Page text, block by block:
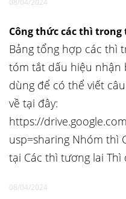
08/04/2024
Công thức các thì trong
Bảng tổng hợp các thì
tóm tắt dấu hiệu nhận
dùng để có thể viết
về tại đây:
https://
usp=sharing Nhóm thì
tại Các thì tương lai
08/04/2024